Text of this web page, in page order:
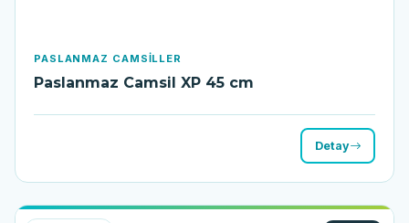
PASLANMAZ CAMSILLER
Paslanmaz Camsil XP 45 cm
Detay